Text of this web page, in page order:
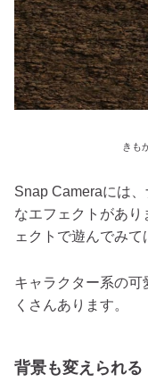
きも
Snap Cameraには
なエフェクトがあり
ェクトで遊んでみて
キャラクター系の可
くさんあります。
背景も変えられる